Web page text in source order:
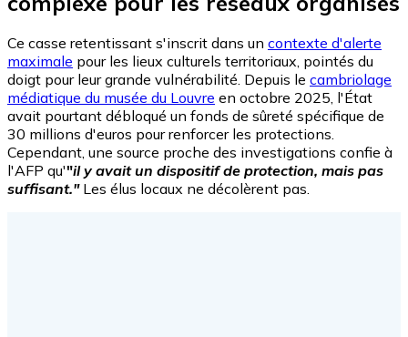
Ce casse retentissant s'inscrit dans un contexte d'alerte
maximale pour les lieux culturels territoriaux, pointés du
doigt pour leur grande vulnérabilité. Depuis le cambriolage
médiatique du musée du Louvre en octobre 2025, l'État
avait pourtant débloqué un fonds de sûreté spécifique de
30 millions d'euros pour renforcer les protections.
Cependant, une source proche des investigations confie à
l'AFP qu'"il y avait un dispositif de protection, mais pas
suffisant."Les élus locaux ne décolèrent pas.